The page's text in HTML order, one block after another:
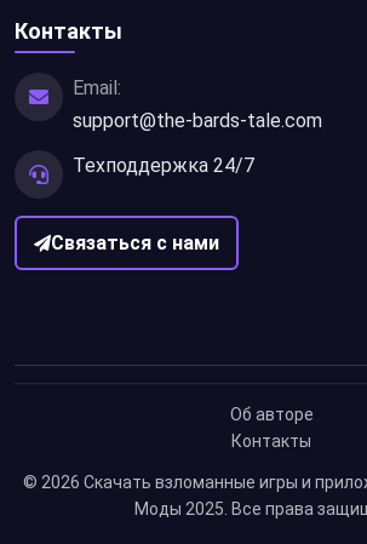
Контакты
Email:
support@the-bards-tale.com
Техподдержка 24/7
Связаться с нами
Об авторе
Контакты
© 2026 Скачать взломанные игры и
Моды 2025. Все права